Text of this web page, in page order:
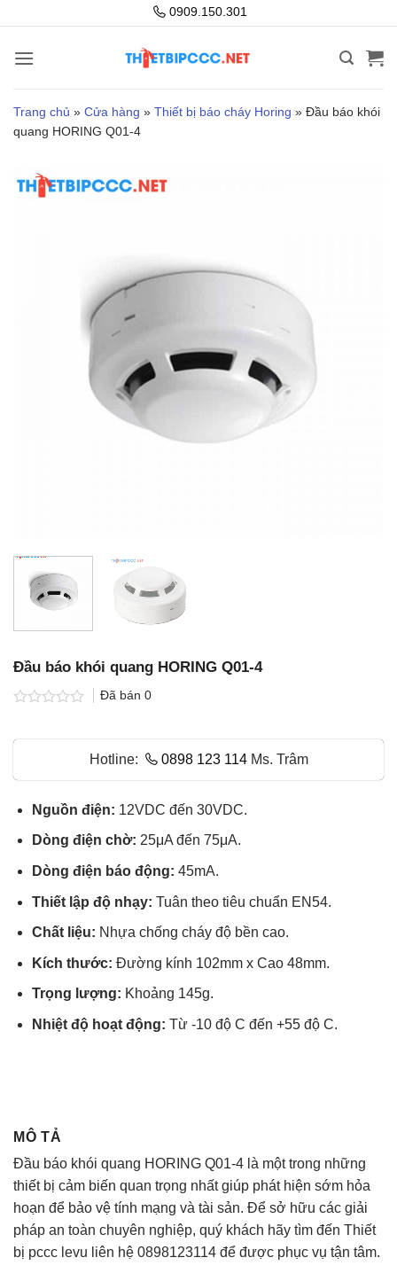
nội
0909.150.301
Trang chủ » Cửa hàng » Thiết bị báo cháy Horing » Đầu báo khói
quang HORING Q01-4
Đầu báo khói quang HORING Q01-4
hạng
5
Đã bán 0
Hotline: 0898 123 114Ms. Trâm
Nguồn điện: 12VDC đến 30VDC.
Dòng điện chờ: 25μA đến 75μA.
Dòng điện báo động: 45mA.
Thiết lập độ nhạy: Tuân theo tiêu chuẩn EN54.
Chất liệu: Nhựa chống cháy độ bền cao.
Kích thước: Đường kính 102mm x Cao 48mm.
Trọng lượng: Khoảng 145g.
Nhiệt độ hoạt động: Từ -10 độ C đến +55 độ C.
MÔ TẢ
Đầu báo khói quang HORING Q01-4 là một trong những
thiết bị cảm biến quan trọng nhất giúp phát hiện sớm hỏa
hoạn để bảo vệ tính mạng và tài sản. Để sở hữu các giải
pháp an toàn chuyên nghiệp, quý khách hãy tìm đến Thiết
bị pccc levu liên hệ 0898123114 để được phục vụ tận tâm.